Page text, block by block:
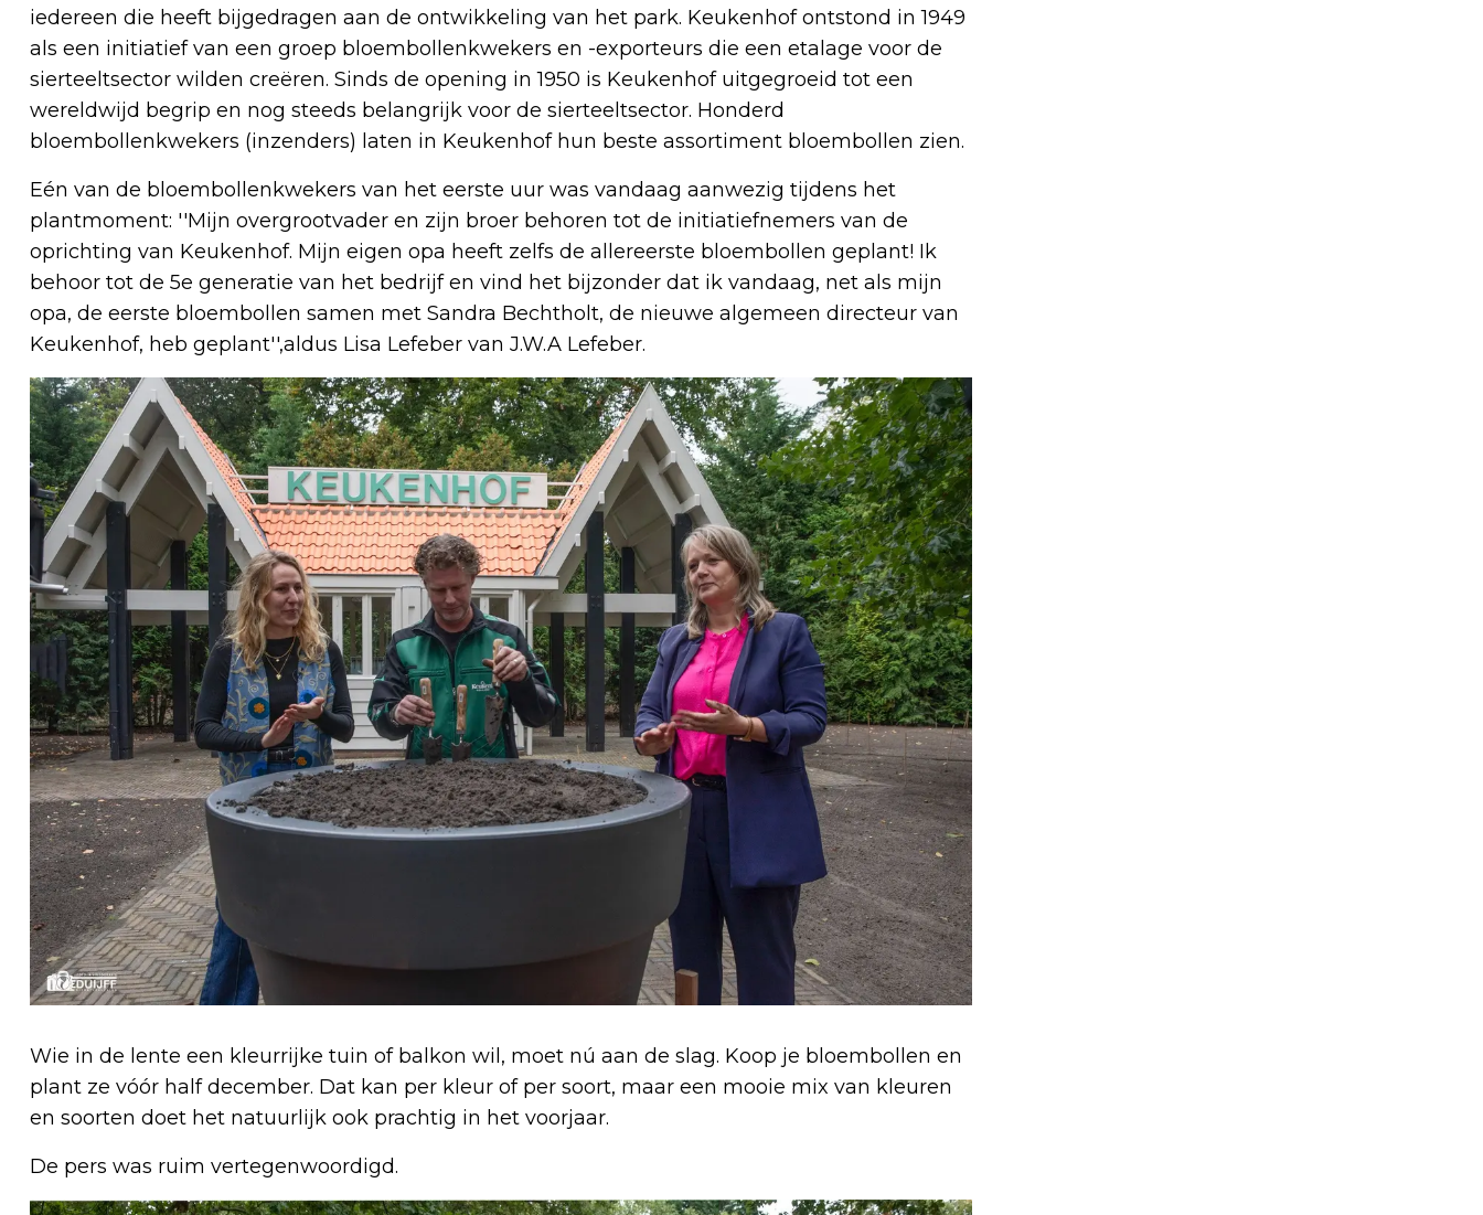
iedereen die heeft bijgedragen aan de ontwikkeling van het park. Keukenhof ontstond in 1949
als een initiatief van een groep bloembollenkwekers en -exporteurs die een etalage voor de
sierteeltsector wilden creëren. Sinds de opening in 1950 is Keukenhof uitgegroeid tot een
wereldwijd begrip en nog steeds belangrijk voor de sierteeltsector. Honderd
bloembollenkwekers (inzenders) laten in Keukenhof hun beste assortiment bloembollen zien.
Eén van de bloembollenkwekers van het eerste uur was vandaag aanwezig tijdens het
plantmoment: ''Mijn overgrootvader en zijn broer behoren tot de initiatiefnemers van de
oprichting van Keukenhof. Mijn eigen opa heeft zelfs de allereerste bloembollen geplant! Ik
behoor tot de 5e generatie van het bedrijf en vind het bijzonder dat ik vandaag, net als mijn
opa, de eerste bloembollen samen met Sandra Bechtholt, de nieuwe algemeen directeur van
Keukenhof, heb geplant'',aldus Lisa Lefeber van J.W.A Lefeber.
Wie in de lente een kleurrijke tuin of balkon wil, moet nú aan de slag. Koop je bloembollen en
plant ze vóór half december. Dat kan per kleur of per soort, maar een mooie mix van kleuren
en soorten doet het natuurlijk ook prachtig in het voorjaar.
De pers was ruim vertegenwoordigd.